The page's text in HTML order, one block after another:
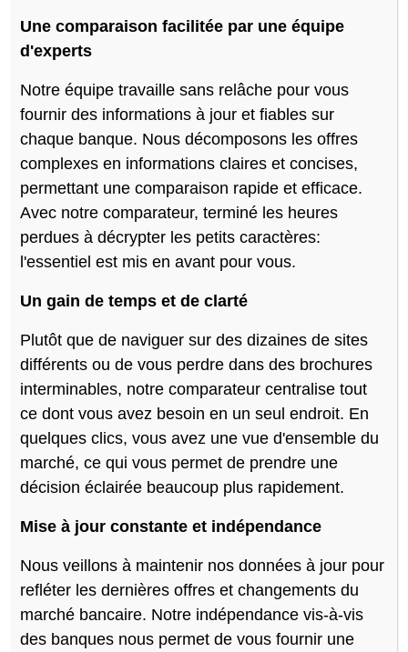
Une comparaison facilitée par une équipe
d'experts
Notre équipe travaille sans relâche pour vous
fournir des informations à jour et fiables sur
chaque banque. Nous décomposons les offres
complexes en informations claires et concises,
permettant une comparaison rapide et efficace.
Avec notre comparateur, terminé les heures
perdues à décrypter les petits caractères:
l'essentiel est mis en avant pour vous.
Un gain de temps et de clarté
Plutôt que de naviguer sur des dizaines de sites
différents ou de vous perdre dans des brochures
interminables, notre comparateur centralise tout
ce dont vous avez besoin en un seul endroit. En
quelques clics, vous avez une vue d'ensemble du
marché, ce qui vous permet de prendre une
décision éclairée beaucoup plus rapidement.
Mise à jour constante et indépendance
Nous veillons à maintenir nos données à jour pour
refléter les dernières offres et changements du
marché bancaire. Notre indépendance vis-à-vis
des banques nous permet de vous fournir une